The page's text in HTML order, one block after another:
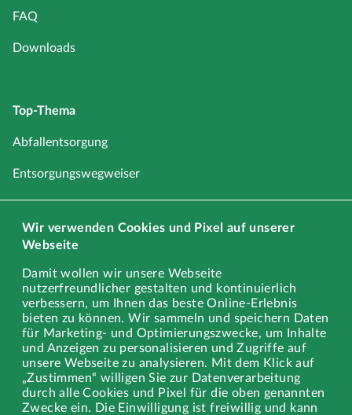
Wir verwenden Cookies und Pixel auf unserer
Webseite
Damit wollen wir unsere Webseite
nutzerfreundlicher gestalten und kontinuierlich
verbessern, um Ihnen das beste Online-Erlebnis
bieten zu können. Wir sammeln und speichern Daten
für Marketing- und Optimierungszwecke, um Inhalte
und Anzeigen zu personalisieren und Zugriffe auf
unsere Webseite zu analysieren. Mit dem Klick auf
„Zustimmen“ willigen Sie zur Datenverarbeitung
durch alle Cookies und Pixel für die oben genannten
Zwecke ein. Die Einwilligung ist freiwillig und kann
FAQ
Downloads
Top-Thema
Abfallentsorgung
Entsorgungswegweiser
Schadstoffe
Sperrmüll
Gewerbe
Stellenangebote
Ausbildung